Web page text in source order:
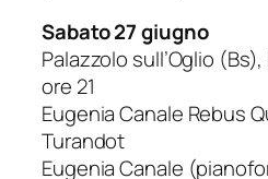
Sabato 27 giugno
Palazzolo sull’Oglio (Bs),
ore 21
Eugenia Canale Rebus
Turandot
Eugenia Canale